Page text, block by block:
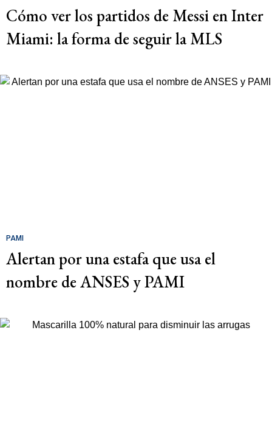
Cómo ver los partidos de Messi en Inter
Miami: la forma de seguir la MLS
PAMI
Alertan por una estafa que usa el
nombre de ANSES y PAMI